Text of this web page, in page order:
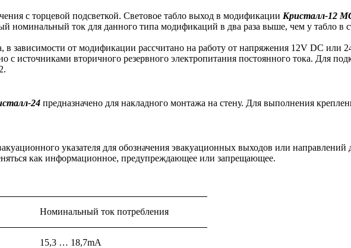
с торцевой подсветкой. Световое табло выход в модификации Кристалл-12
номинальный ток для данного типа модификаций в два раза выше, чем у табло в
в зависимости от модификации рассчитано на работу от напряжения 12V DC
с источниками вторичного резервного электропитания постоянного тока. Для
24 предназначено для накладного монтажа на стену. Для выполнения
указателя для обозначения эвакуационных выходов или
как информационное, предупреждающее или запрещающее.
Номинальный ток потребления
15,3 … 18,7mA